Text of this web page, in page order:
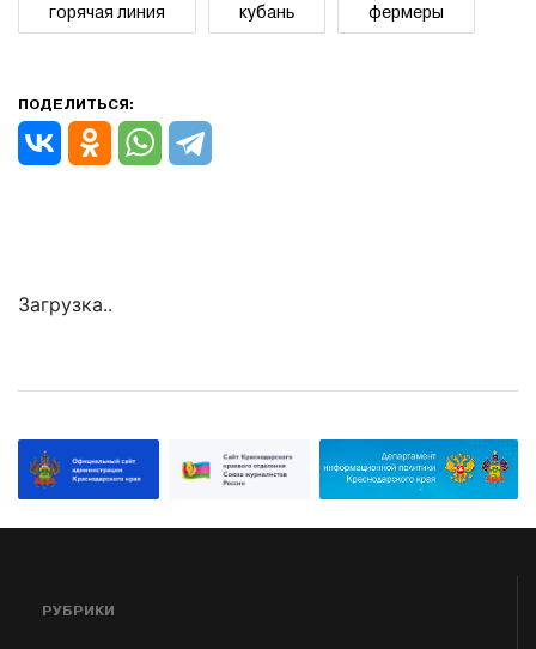
горячая линия кубань фермеры
ПОДЕЛИТЬСЯ:
Загрузка..
РУБРИКИ